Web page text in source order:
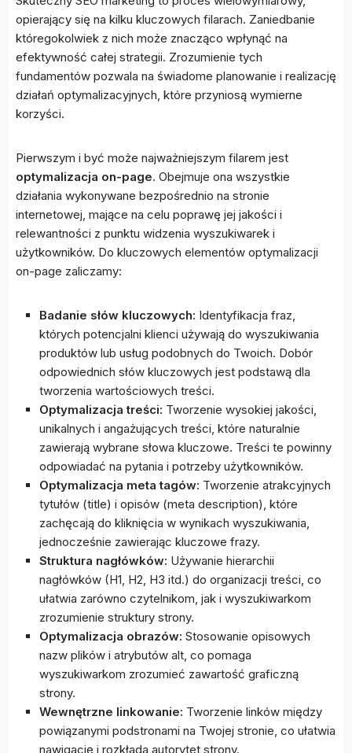
opierający się na kilku kluczowych filarach. Zaniedbanie
któregokolwiek z nich może znacząco wpłynąć na
efektywność całej strategii. Zrozumienie tych
fundamentów pozwala na świadome planowanie i realizację
działań optymalizacyjnych, które przyniosą wymierne
korzyści.
Pierwszym i być może najważniejszym filarem jest
optymalizacja on-page. Obejmuje ona wszystkie
działania wykonywane bezpośrednio na stronie
internetowej, mające na celu poprawę jej jakości i
relewantności z punktu widzenia wyszukiwarek i
użytkowników. Do kluczowych elementów optymalizacji
on-page zaliczamy:
Badanie słów kluczowych: Identyfikacja fraz,
których potencjalni klienci używają do wyszukiwania
produktów lub usług podobnych do Twoich. Dobór
odpowiednich słów kluczowych jest podstawą dla
tworzenia wartościowych treści.
Optymalizacja treści: Tworzenie wysokiej jakości,
unikalnych i angażujących treści, które naturalnie
zawierają wybrane słowa kluczowe. Treści te powinny
odpowiadać na pytania i potrzeby użytkowników.
Optymalizacja meta tagów: Tworzenie atrakcyjnych
tytułów (title) i opisów (meta description), które
zachęcają do kliknięcia w wynikach wyszukiwania,
jednocześnie zawierając kluczowe frazy.
Struktura nagłówków: Używanie hierarchii
nagłówków (H1, H2, H3 itd.) do organizacji treści, co
ułatwia zarówno czytelnikom, jak i wyszukiwarkom
zrozumienie struktury strony.
Optymalizacja obrazów: Stosowanie opisowych
nazw plików i atrybutów alt, co pomaga
wyszukiwarkom zrozumieć zawartość graficzną
strony.
Wewnętrzne linkowanie: Tworzenie linków między
powiązanymi podstronami na Twojej stronie, co ułatwia
nawigację i rozkłada autorytet strony.